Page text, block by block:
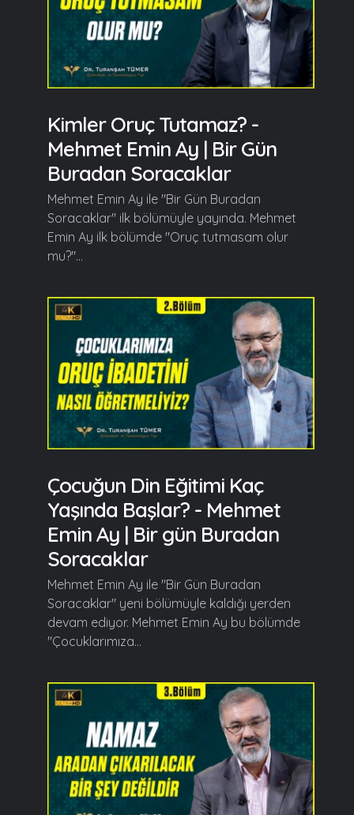
Kimler Oruç Tutamaz? -
Mehmet Emin Ay | Bir Gün
Buradan Soracaklar
Mehmet Emin Ay ile "Bir Gün Buradan
Soracaklar" ilk bölümüyle yayında. Mehmet
Emin Ay ilk bölümde "Oruç tutmasam olur
mu?"...
Çocuğun Din Eğitimi Kaç
Yaşında Başlar? - Mehmet
Emin Ay | Bir gün Buradan
Soracaklar
Mehmet Emin Ay ile "Bir Gün Buradan
Soracaklar" yeni bölümüyle kaldığı yerden
devam ediyor. Mehmet Emin Ay bu bölümde
"Çocuklarımıza...